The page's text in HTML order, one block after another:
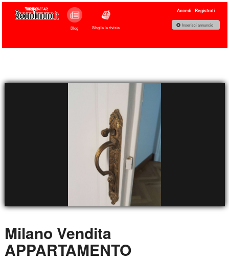
Blog Sfoglia la rivista
Accedi Registrati
Inserisci annuncio
Milano Vendita
APPARTAMENTO